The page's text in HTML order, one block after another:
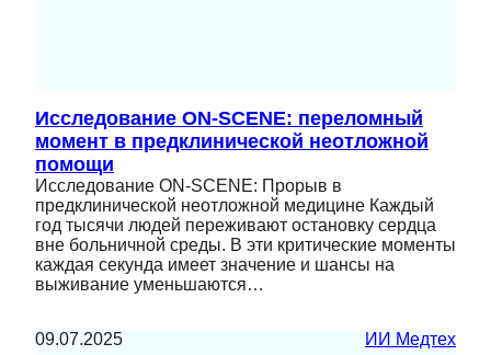
Исследование ON-SCENE: переломный
момент в предклинической неотложной
помощи
Исследование ON-SCENE: Прорыв в
предклинической неотложной медицине Каждый
год тысячи людей переживают остановку сердца
вне больничной среды. В эти критические моменты
каждая секунда имеет значение и шансы на
выживание уменьшаются…
09.07.2025 ИИ Медтех